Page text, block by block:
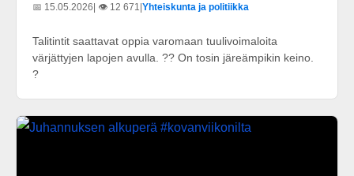
📅 15.05.2026| 👁️ 12 671 |Yhteiskunta ja politiikka
Talitintit saattavat oppia varomaan tuulivoimaloita
värjättyjen lapojen avulla. ?? On tosin järeämpikin keino.
?